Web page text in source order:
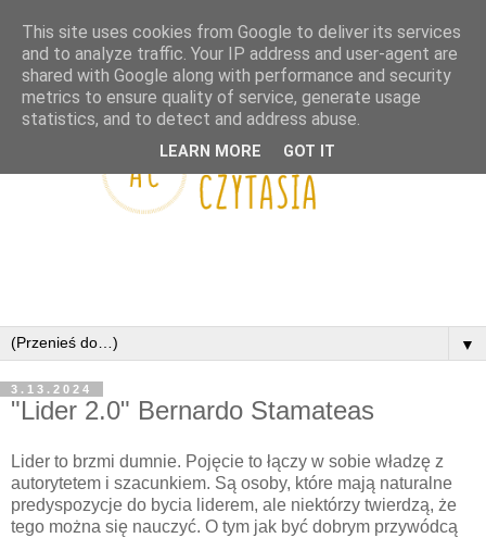
▼
3.13.2024
"Lider 2.0" Bernardo Stamateas
Lider to brzmi dumnie. Pojęcie to łączy w sobie władzę z
autorytetem i szacunkiem. Są osoby, które mają naturalne
predyspozycje do bycia liderem, ale niektórzy twierdzą, że
tego można się nauczyć. O tym jak być dobrym przywódcą
This site uses cookies from Google to deliver its services
and to analyze traffic. Your IP address and user-agent are
shared with Google along with performance and security
metrics to ensure quality of service, generate usage
statistics, and to detect and address abuse.
LEARN MORE GOT IT